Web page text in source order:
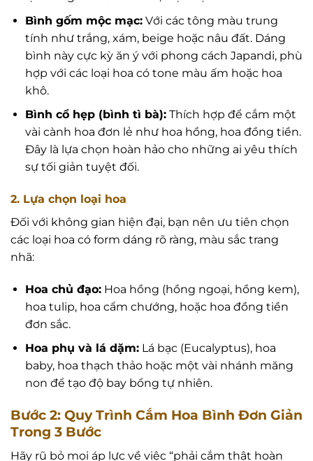
Bình gốm mộc mạc:Với các tông màu trung
tính như trắng, xám, beige hoặc nâu đất. Dáng
bình này cực kỳ ăn ý với phong cách Japandi, phù
hợp với các loại hoa có tone màu ấm hoặc hoa
khô.
Bình cổ hẹp (bình tì bà):Thích hợp để cắm một
vài cành hoa đơn lẻ như hoa hồng, hoa đồng tiền.
Đây là lựa chọn hoàn hảo cho những ai yêu thích
sự tối giản tuyệt đối.
2. Lựa chọn loại hoa
Đối với không gian hiện đại, bạn nên ưu tiên chọn
các loại hoa có form dáng rõ ràng, màu sắc trang
nhã:
Hoa chủ đạo:Hoa hồng (hồng ngoại, hồng kem),
hoa tulip, hoa cẩm chướng, hoặc hoa đồng tiền
đơn sắc.
Hoa phụ và lá dặm:Lá bạc (Eucalyptus), hoa
baby, hoa thạch thảo hoặc một vài nhánh măng
non để tạo độ bay bổng tự nhiên.
Bước 2: Quy Trình Cắm Hoa Bình Đơn Giản
Trong 3 Bước
Hãy rũ bỏ mọi áp lực về việc “phải cắm thật hoàn